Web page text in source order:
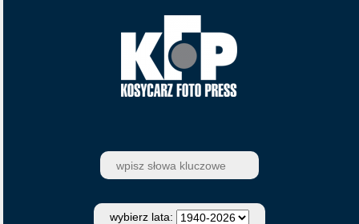
wybierz lata: